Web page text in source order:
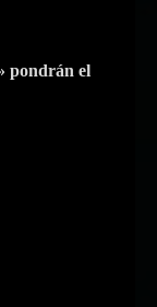
pondrán el